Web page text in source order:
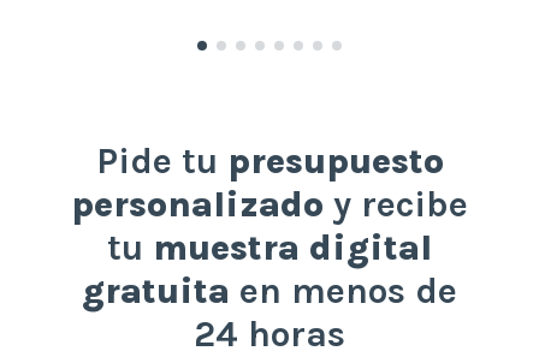
Pide tu presupuesto
personalizado y recibe
tu muestra digital
gratuita en menos de
24 horas